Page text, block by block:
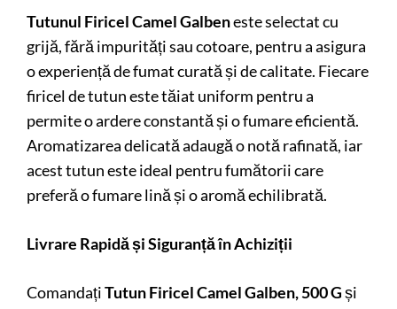
Tutunul Firicel Camel Galbeneste selectat cu
grijă, fără impurități sau cotoare, pentru a asigura
o experiență de fumat curată și de calitate. Fiecare
firicel de tutun este tăiat uniform pentru a
permite o ardere constantă și o fumare eficientă.
Aromatizarea delicată adaugă o notă rafinată, iar
acest tutun este ideal pentru fumătorii care
preferă o fumare lină și o aromă echilibrată.
Livrare Rapidă și Siguranță în Achiziții
ComandațiTutun Firicel Camel Galben, 500 Gși